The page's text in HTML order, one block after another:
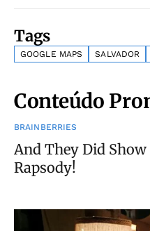
Tags
GOOGLE MAPS SALVADOR